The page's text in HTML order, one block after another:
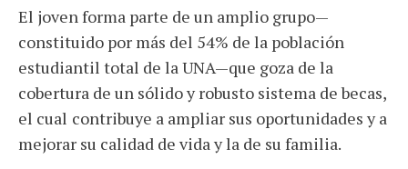
El joven forma parte de un amplio grupo—
constituido por más del 54% de la población
estudiantil total de la UNA—que goza de la
cobertura de un sólido y robusto sistema de becas,
el cual contribuye a ampliar sus oportunidades y a
mejorar su calidad de vida y la de su familia.